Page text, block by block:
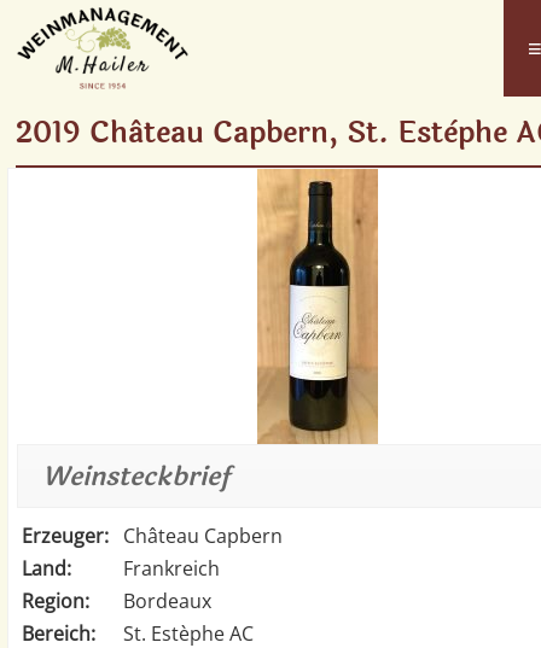
≡
2019 Château Capbern, St. Estèphe
Weinsteckbrief
Erzeuger: Château Capbern
Land:
Frankreich
Region:
Bordeaux
Bereich:
St. Estèphe AC